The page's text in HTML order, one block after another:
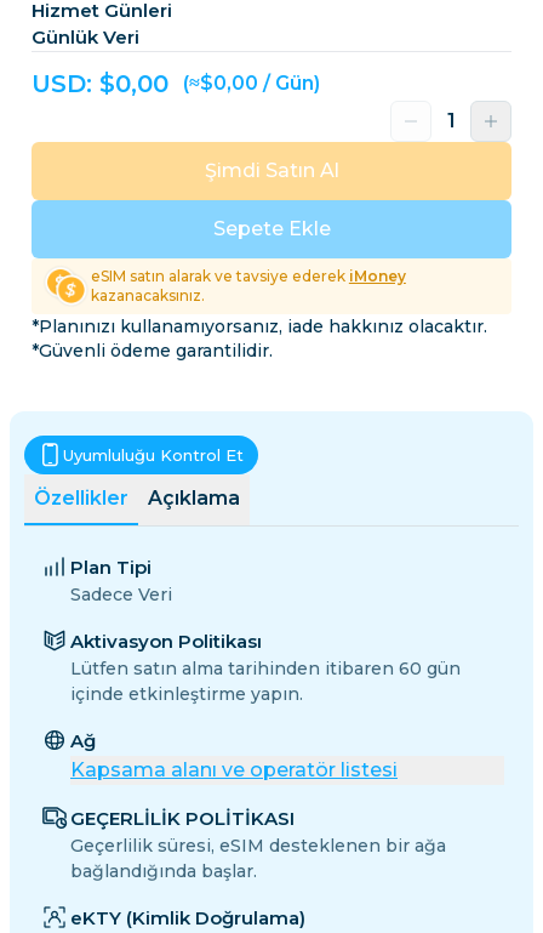
Hizmet Günleri
Günlük Veri
USD: $0,00 (≈$0,00 / Gün)
Sepete Ekle
Şimdi Satın Al
eSIM satın alarak ve tavsiye ederek iMoney
kazanacaksınız.
*Planınızı kullanamıyorsanız, iade hakkınız olacaktır.
*Güvenli ödeme garantilidir.
Özellikler Açıklama
Uyumluluğu Kontrol Et
Plan Tipi
Sadece Veri
Aktivasyon Politikası
Lütfen satın alma tarihinden itibaren 60 gün
içinde etkinleştirme yapın.
Ağ
Kapsama alanı ve operatör listesi
GEÇERLİLİK POLİTİKASI
Geçerlilik süresi, eSIM desteklenen bir ağa
bağlandığında başlar.
eKTY (Kimlik Doğrulama)